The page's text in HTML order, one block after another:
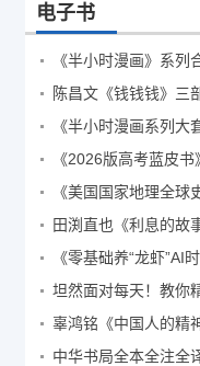
电子书
《半小时漫画》系列
《半小时漫画系列大
《2026版高考蓝皮书
《美国国家地理全球
田渕直也《利息的故
《零基础养“龙虾”AI
辜鸿铭《中国人的精
中华书局全本全注全